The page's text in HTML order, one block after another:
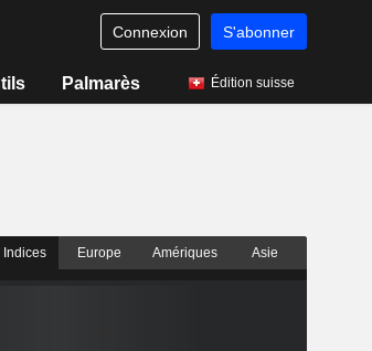
Connexion S'abonner
Palmarès Édition suisse
Indices Europe Amériques Asie